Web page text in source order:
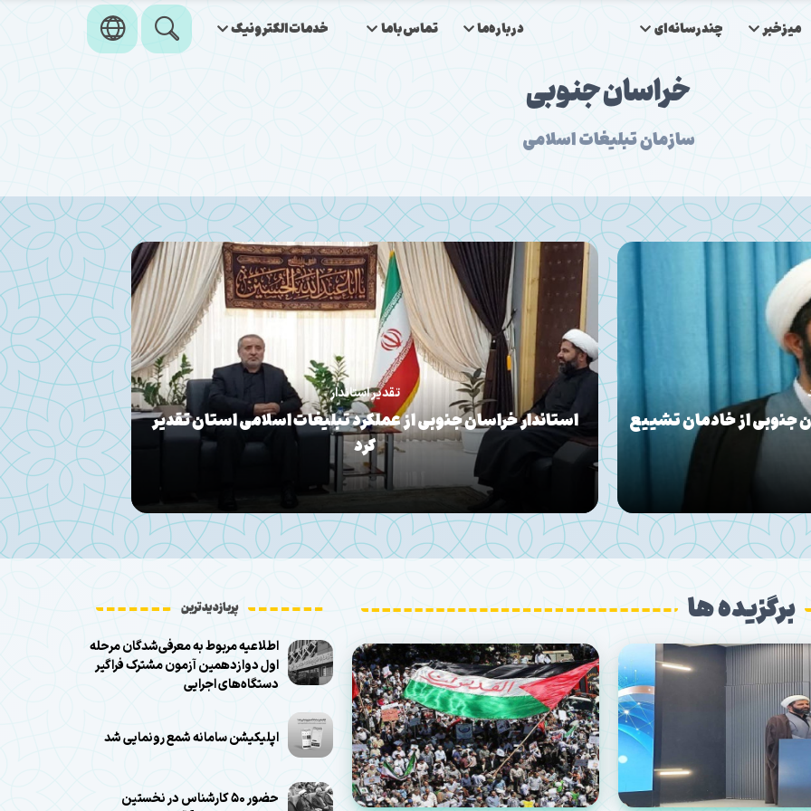
میزخبر چندرسانه‌ای درباره‌ما تماس‌باما خدمات‌الکترونیک
خراسان جنوبی
سازمان تبلیغات اسلامی
جنوبی از خادمان تشییع
تقدیر استاندار
استاندار خراسان جنوبی از عملکرد تبلیغات اسلامی استان تقدیر
کرد
مقاومت ملت
برگزیده ها پربازدیدترین
اطلاعیه مربوط به معرفی‌شدگان مرحله
اول دوازدهمین آزمون مشترک فراگیر
دستگاه‌های اجرایی
اپلیکیشن سامانه شمع رونمایی شد
حضور ۵۰ کارشناس در نخستین